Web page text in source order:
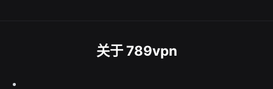
关于 789vpn